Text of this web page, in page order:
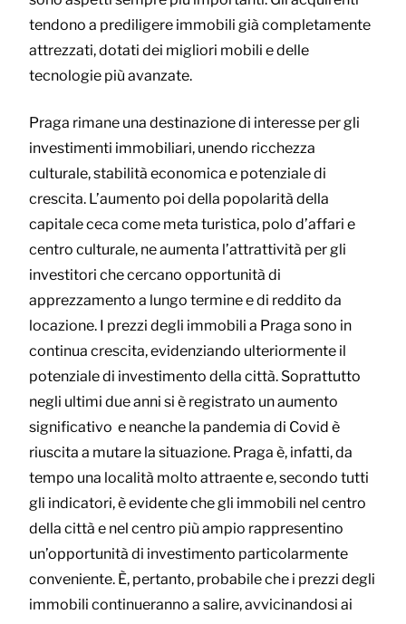
tendono a prediligere immobili già completamente
attrezzati, dotati dei migliori mobili e delle
tecnologie più avanzate.
Praga rimane una destinazione di interesse per gli
investimenti immobiliari, unendo ricchezza
culturale, stabilità economica e potenziale di
crescita. L’aumento poi della popolarità della
capitale ceca come meta turistica, polo d’affari e
centro culturale, ne aumenta l’attrattività per gli
investitori che cercano opportunità di
apprezzamento a lungo termine e di reddito da
locazione. I prezzi degli immobili a Praga sono in
continua crescita, evidenziando ulteriormente il
potenziale di investimento della città. Soprattutto
negli ultimi due anni si è registrato un aumento
significativo e neanche la pandemia di Covid è
riuscita a mutare la situazione. Praga è, infatti, da
tempo una località molto attraente e, secondo tutti
gli indicatori, è evidente che gli immobili nel centro
della città e nel centro più ampio rappresentino
un’opportunità di investimento particolarmente
conveniente. È, pertanto, probabile che i prezzi degli
immobili continueranno a salire, avvicinandosi ai